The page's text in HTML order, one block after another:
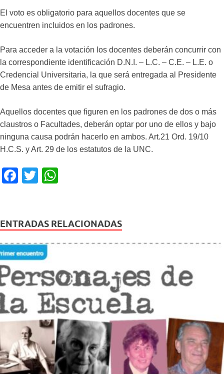
El voto es obligatorio para aquellos docentes que se
encuentren incluidos en los padrones.
Para acceder a la votación los docentes deberán concurrir con
la correspondiente identificación D.N.I. – L.C. – C.E. – L.E. o
Credencial Universitaria, la que será entregada al Presidente
de Mesa antes de emitir el sufragio.
Aquellos docentes que figuren en los padrones de dos o más
claustros o Facultades, deberán optar por uno de ellos y bajo
ninguna causa podrán hacerlo en ambos. Art.21 Ord. 19/10
H.C.S. y Art. 29 de los estatutos de la UNC.
F
e
b
o
o
k
T
er s
A
p
ENTRADAS RELACIONADAS